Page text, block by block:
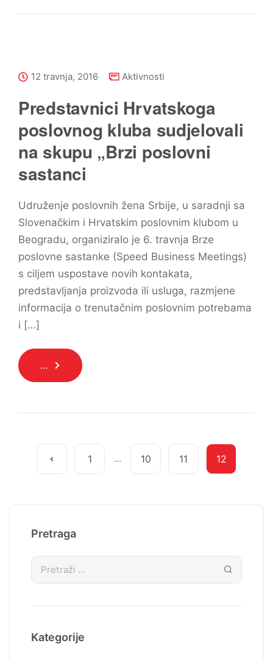
12 travnja, 2016 Aktivnosti
Predstavnici Hrvatskoga
poslovnog kluba sudjelovali
na skupu „Brzi poslovni
sastanci
Udruženje poslovnih žena Srbije, u saradnji sa
Slovenačkim i Hrvatskim poslovnim klubom u
Beogradu, organiziralo je 6. travnja Brze
poslovne sastanke (Speed Business Meetings)
s ciljem uspostave novih kontakata,
predstavljanja proizvoda ili usluga, razmjene
informacija o trenutačnim poslovnim potrebama
i […]
...
1 ... 10 11 12
Pretraga
Kategorije